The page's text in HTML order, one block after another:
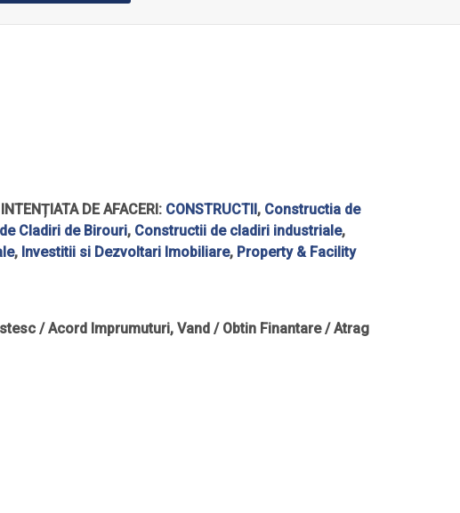
DE AFACERI: CONSTRUCTII , Constructia de
Cladiri de Birouri, Constructii de cladiri industriale,
, Investitii si Dezvoltari Imobiliare, Property & Facility
/ Acord Imprumuturi, Vand / Obtin Finantare / Atrag